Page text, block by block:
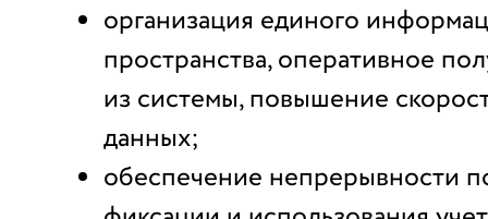
организация единого
пространства, оперативное
из системы, повышение
данных;
обеспечение непрерывности